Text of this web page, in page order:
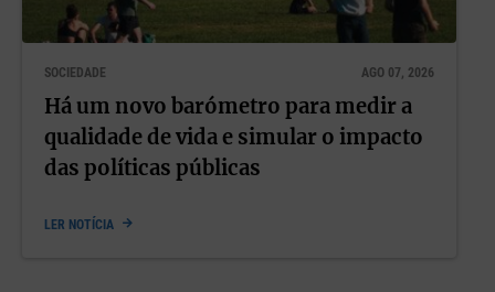
SOCIEDADE AGO 07, 2026
Há um novo barómetro para medir a
qualidade de vida e simular o impacto
das políticas públicas
LER NOTÍCIA